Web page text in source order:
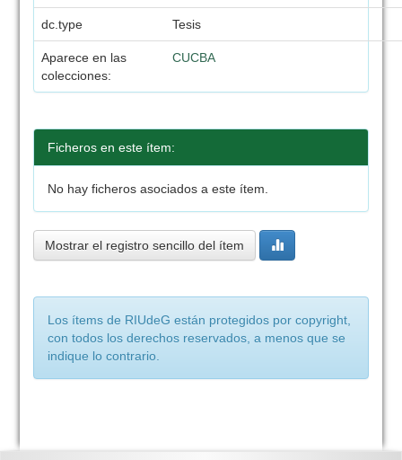
dc.type Tesis
Aparece en las
colecciones:
CUCBA
Ficheros en este ítem:
No hay ficheros asociados a este ítem.
Mostrar el registro sencillo del ítem
Los ítems de RIUdeG están protegidos por copyright,
con todos los derechos reservados, a menos que se
indique lo contrario.